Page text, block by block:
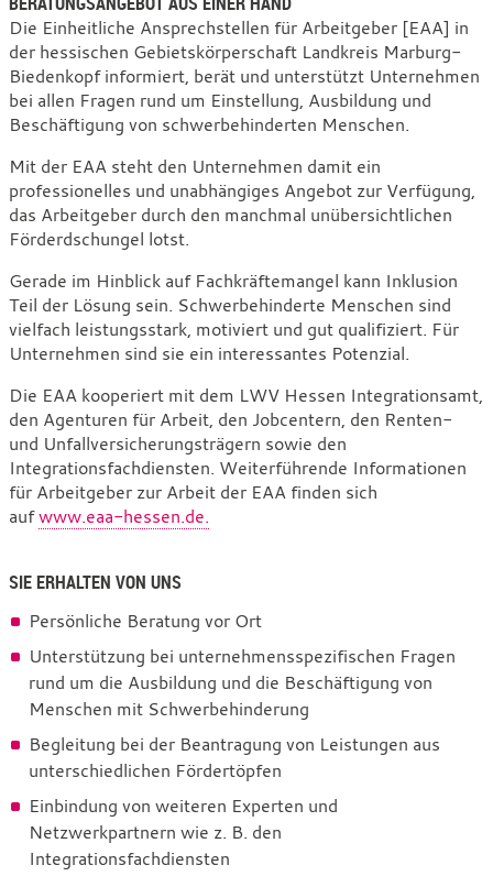
Ansprechstellen
für
Arbeitgeber
[EAA]
Die Einheitliche Ansprechstellen für Arbeitgeber [EAA] in
der hessischen Gebietskörperschaft Landkreis Marburg-
Biedenkopf informiert, berät und unterstützt Unternehmen
bei allen Fragen rund um Einstellung, Ausbildung und
Beschäftigung von schwerbehinderten Menschen.
Mit der EAA steht den Unternehmen damit ein
professionelles und unabhängiges Angebot zur Verfügung,
das Arbeitgeber durch den manchmal unübersichtlichen
Förderdschungel lotst.
Gerade im Hinblick auf Fachkräftemangel kann Inklusion
Teil der Lösung sein. Schwerbehinderte Menschen sind
vielfach leistungsstark, motiviert und gut qualifiziert. Für
Unternehmen sind sie ein interessantes Potenzial.
Die EAA kooperiert mit dem LWV Hessen Integrationsamt,
den Agenturen für Arbeit, den Jobcentern, den Renten-
und Unfallversicherungsträgern sowie den
Integrationsfachdiensten. Weiterführende Informationen
für Arbeitgeber zur Arbeit der EAA finden sich
aufwww.eaa-hessen.de.
SIE ERHALTEN VON UNS
Persönliche Beratung vor Ort
Unterstützung bei unternehmensspezifischen Fragen
rund um die Ausbildung und die Beschäftigung von
Menschen mit Schwerbehinderung
Begleitung bei der Beantragung von Leistungen aus
unterschiedlichen Fördertöpfen
Einbindung von weiteren Experten und
Netzwerkpartnern wie z. B. den
Integrationsfachdiensten